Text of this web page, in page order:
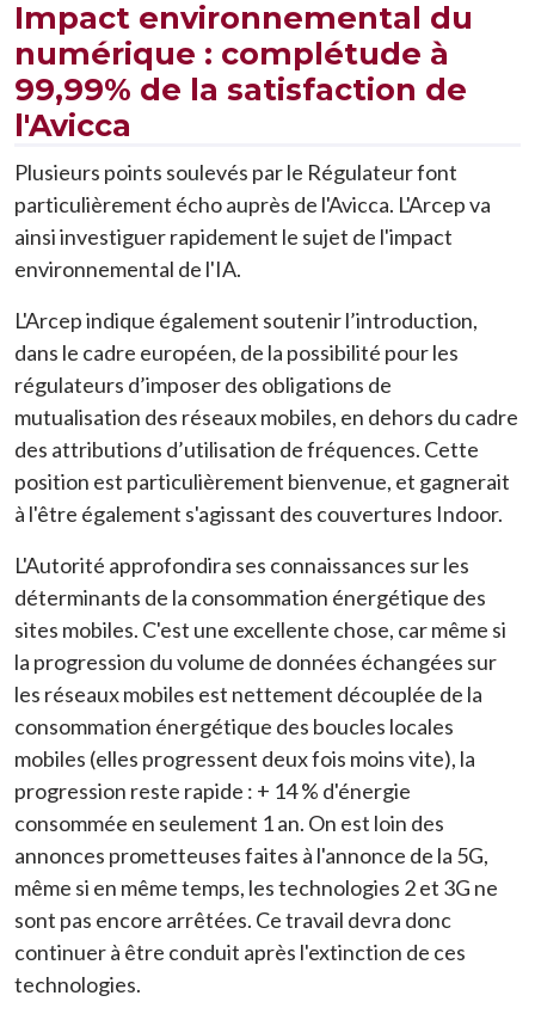
Impact environnemental du
numérique : complétude à
99,99% de la satisfaction de
l'Avicca
Plusieurs points soulevés par le Régulateur font
particulièrement écho auprès de l'Avicca. L'Arcep va
ainsi investiguer rapidement le sujet de l'impact
environnemental de l'IA.
L'Arcep indique également soutenir l’introduction,
dans le cadre européen, de la possibilité pour les
régulateurs d’imposer des obligations de
mutualisation des réseaux mobiles, en dehors du cadre
des attributions d’utilisation de fréquences. Cette
position est particulièrement bienvenue, et gagnerait
à l'être également s'agissant des couvertures Indoor.
L'Autorité approfondira ses connaissances sur les
déterminants de la consommation énergétique des
sites mobiles. C'est une excellente chose, car même si
la progression du volume de données échangées sur
les réseaux mobiles est nettement découplée de la
consommation énergétique des boucles locales
mobiles (elles progressent deux fois moins vite), la
progression reste rapide : + 14 % d'énergie
consommée en seulement 1 an. On est loin des
annonces prometteuses faites à l'annonce de la 5G,
même si en même temps, les technologies 2 et 3G ne
sont pas encore arrêtées. Ce travail devra donc
continuer à être conduit après l'extinction de ces
technologies.